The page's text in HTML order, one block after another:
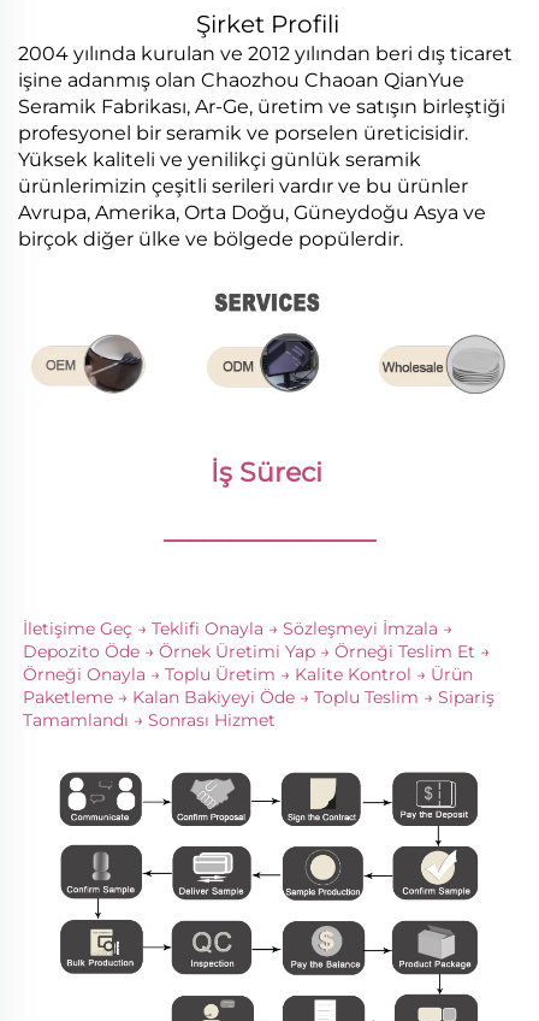
Şirket Profili
2004 yılında kurulan ve 2012 yılından beri dış ticaret
işine adanmış olan Chaozhou Chaoan QianYue
Seramik Fabrikası, Ar-Ge, üretim ve satışın birleştiği
profesyonel bir seramik ve porselen üreticisidir.
Yüksek kaliteli ve yenilikçi günlük seramik
ürünlerimizin çeşitli serileri vardır ve bu ürünler
Avrupa, Amerika, Orta Doğu, Güneydoğu Asya ve
birçok diğer ülke ve bölgede popülerdir.
İş Süreci
________________
İletişime Geç → Teklifi Onayla → Sözleşmeyi İmzala →
Depozito Öde → Örnek Üretimi Yap → Örneği Teslim Et →
Örneği Onayla → Toplu Üretim → Kalite Kontrol → Ürün
Paketleme → Kalan Bakiyeyi Öde → Toplu Teslim → Sipariş
Tamamlandı → Sonrası Hizmet